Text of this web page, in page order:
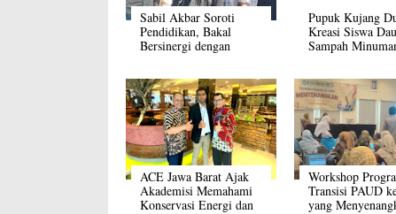
Sabil Akbar Soroti
Pendidikan, Bakal
Bersinergi dengan
Pupuk Kujang
Kreasi Siswa
Sampah
ACE Jawa Barat Ajak
Akademisi Memahami
Konservasi Energi dan
Workshop
Transisi PAUD
yang